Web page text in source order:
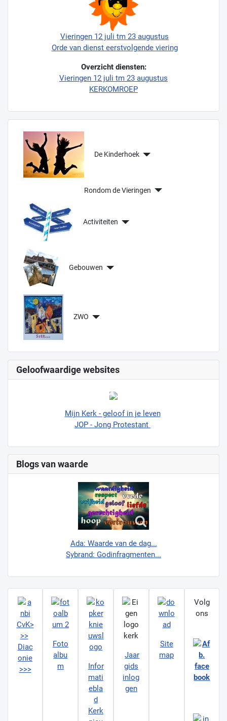
Vieringen 12 juli tm 23 augustus
Orde van dienst eerstvolgende viering
Overzicht diensten:
Vieringen 12 juli tm 23 augustus
KERKOMROEP
De Kinderhoek
Rondom de Vieringen
Activiteiten
Gebouwen
ZWO
Geloofwaardige websites
Mijn Kerk - geloof in je leven
JOP - Jong Protestant
Blogs van waarde
Ada: Waarde van de dag...
Sybrand: Godinfragmenten...
CvK>
>>
Diac
onie
>>>
Foto
albu
m
Infor
mati
ebla
d
Kerk
Jaar
gids
inlog
gen
Site
map
Volg
ons